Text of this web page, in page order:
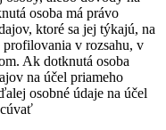
osoba má právo
ktoré sa jej týkajú, na
profilovania v rozsahu, v
Ak dotknutá osoba
na účel priameho
osobné údaje na účel